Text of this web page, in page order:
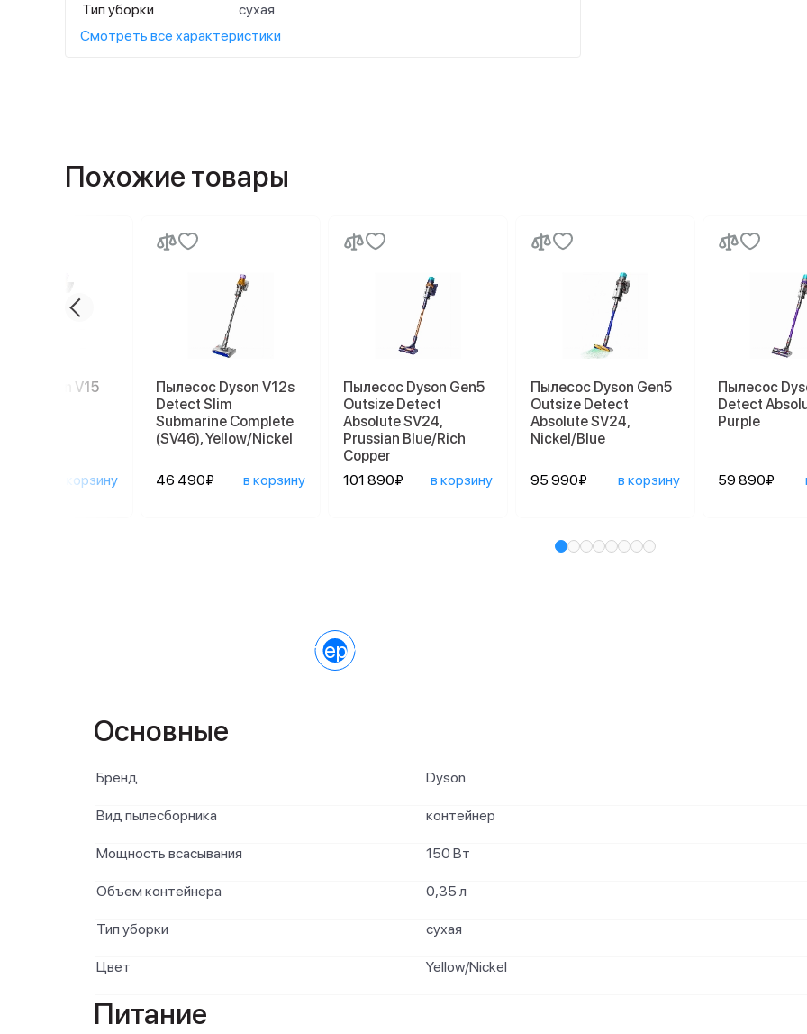
Тип уборки
сухая
Смотреть все характеристики
Похожие товары
Dyson V15
в корзину
Пылесос Dyson V12s
Detect Slim
Submarine Complete
(SV46), Yellow/Nickel
46 490₽ в корзину
Пылесос Dyson Gen5
Outsize Detect
Absolute SV24,
Prussian Blue/Rich
Copper
101 890₽
в корзину
Пылесос Dyson Gen5
Outsize Detect
Absolute SV24,
Nickel/Blue
95 990₽ в корзину
Пылесос
Detect
Purple
59 890₽
Характеристики
Основные
Бренд Dyson
Вид пылесборника контейнер
Мощность всасывания 150 Вт
Объем контейнера 0,35 л
Тип уборки сухая
Цвет Yellow/Nickel
Питание